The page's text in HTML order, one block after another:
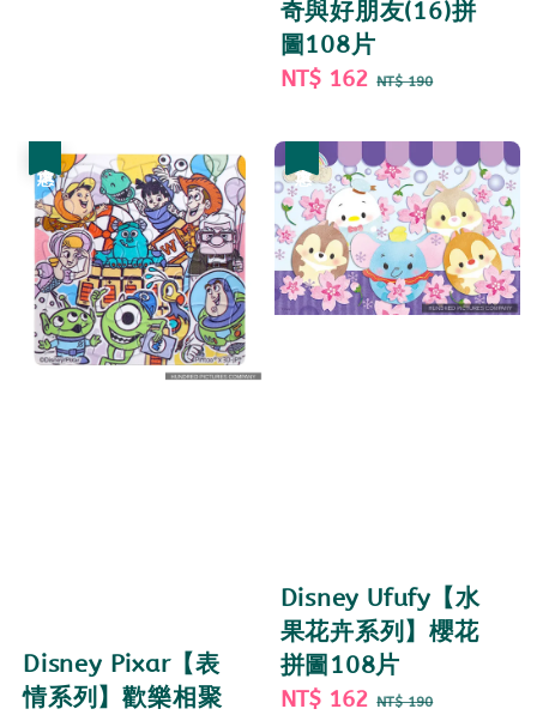
奇與好朋友(16)拼
圖108片
Sale
NT$ 162 Regular
NT$ 190
Disney Pixar【表
情系列】歡樂相聚
Disney Ufufy【水
果花卉系列】櫻花
拼圖108片
Sale
NT$ 162 Regular
NT$ 190